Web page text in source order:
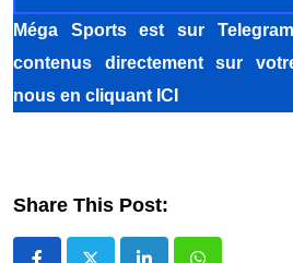
Méga Sportsest sur
contenus directement sur
nous en cliquant ICI
Share This Post: